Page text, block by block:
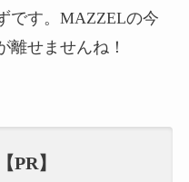
です。MAZZELの今
離せませんね！
PR】